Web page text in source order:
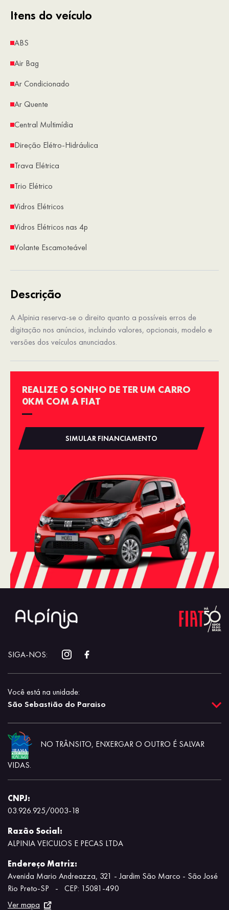
Itens do veículo
ABS
Air Bag
Ar Condicionado
Ar Quente
Central Multimídia
Direção Elétro-Hidráulica
Trava Elétrica
Trio Elétrico
Vidros Elétricos
Vidros Elétricos nas 4p
Volante Escamoteável
Descrição
A Alpinia reserva-se o direito quanto a possíveis erros de
digitação nos anúncios, incluindo valores, opcionais, modelo e
versões dos veículos anunciados.
REALIZE O SONHO DE TER UM CARRO
0KM COM A FIAT
SIMULAR FINANCIAMENTO
SIGA-NOS:
Você está na unidade:
São Sebastião do Paraiso
NO TRÂNSITO, ENXERGAR O OUTRO É SALVAR
VIDAS.
CNPJ:
03.926.925/0003-18
Razão Social:
ALPINIA VEICULOS E PECAS LTDA
Endereço Matriz:
Avenida Mario Andreazza, 321 - Jardim São Marco - São José
Rio Preto-SP
-
CEP: 15081-490
Ver mapa